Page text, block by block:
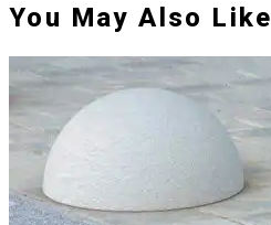
You May Also Like